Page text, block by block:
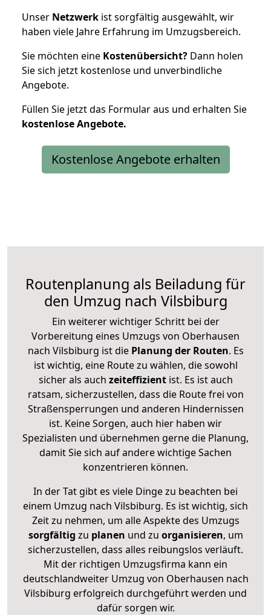
Unser Netzwerk ist sorgfältig ausgewählt, wir
haben viele Jahre Erfahrung im Umzugsbereich.
Sie möchten eine Kostenübersicht? Dann holen
Sie sich jetzt kostenlose und unverbindliche
Angebote.
Füllen Sie jetzt das Formular aus und erhalten Sie
kostenloseAngebote.
Kostenlose Angebote erhalten
Routenplanung als Beiladung für
den Umzug nach Vilsbiburg
Ein weiterer wichtiger Schritt bei der
Vorbereitung eines Umzugs von Oberhausen
nach Vilsbiburg ist diePlanung der Routen. Es
ist wichtig, eine Route zu wählen, die sowohl
sicher als auch zeiteffizientist. Es ist auch
ratsam, sicherzustellen, dass die Route frei von
Straßensperrungen und anderen Hindernissen
ist. Keine Sorgen, auch hier haben wir
Spezialisten und übernehmen gerne die Planung,
damit Sie sich auf andere wichtige Sachen
konzentrieren können.
In der Tat gibt es viele Dinge zu beachten bei
einem Umzug nach Vilsbiburg. Es ist wichtig, sich
Zeit zu nehmen, um alle Aspekte des Umzugs
sorgfältig zu planen und zu organisieren, um
sicherzustellen, dass alles reibungslos verläuft.
Mit der richtigen Umzugsfirma kann ein
deutschlandweiter Umzug von Oberhausen nach
Vilsbiburg erfolgreich durchgeführt werden und
dafür sorgen wir.